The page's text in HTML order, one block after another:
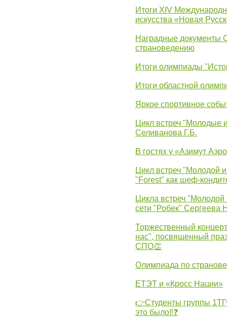
Итоги XIV
искусства «Новая
Наградные документы
страноведению
Итоги олимпиады
Итоги областной
Яркое спортивное
Цикл встреч "Молодые
Селиванова Г.Б.
В гостях у «Азимут
Цикл встреч "Молодой
"Forest" как шеф-
Цикла встреч
сети "Робек" Сергеева
Торжественный
нас", посвященный
СПО👏
Олимпиада по
ЕТЭТ и «Кросс Нации»
👉Студенты группы
это было‼❓